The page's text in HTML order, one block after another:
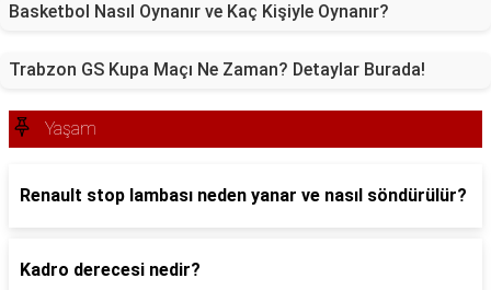
Basketbol Nasıl Oynanır ve Kaç Kişiyle Oynanır?
Trabzon GS Kupa Maçı Ne Zaman? Detaylar Burada!
Yaşam
Renault stop lambası neden yanar ve nasıl söndürülür?
Kadro derecesi nedir?